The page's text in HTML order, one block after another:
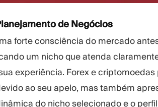
de Negócios
forte consciência do mercado
um nicho que atenda
experiência. Forex e
ao seu apelo, mas também
do nicho selecionado e o